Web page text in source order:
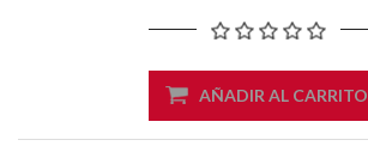
AÑADIR AL CARRITO